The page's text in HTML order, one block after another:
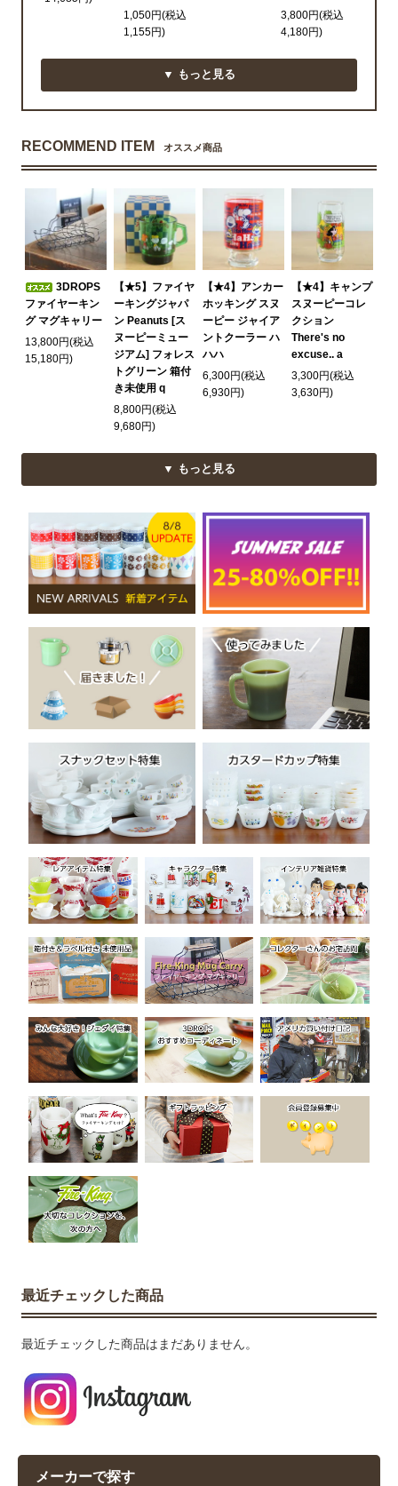
1,050円(税込
1,155円)
3,800円(税込
4,180円)
▼ もっと見る
RECOMMEND ITEM オススメ商品
3DROPS
ファイヤーキン
グ マグキャリー
13,800円(税込
15,180円)
【★5】ファイヤ
ーキングジャパ
ン Peanuts [ス
ヌーピーミュー
ジアム] フォレス
トグリーン 箱付
き未使用 q
8,800円(税込
9,680円)
【★4】アンカー
ホッキング スヌ
ーピー ジャイア
ントクーラー ハ
ハハ
6,300円(税込
6,930円)
【★4】キャンプ
スヌーピーコレ
クション
There's no
excuse.. a
3,300円(税込
3,630円)
▼ もっと見る
最近チェックした商品
最近チェックした商品はまだありません。
メーカーで探す